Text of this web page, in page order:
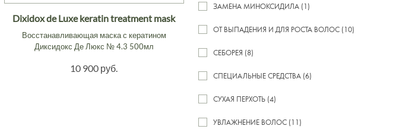
Dixidox de Luxe keratin treatment mask
Восстанавливающая маска с кератином
Диксидокс Де Люкс № 4.3 500мл
10 900 руб.
ЗАМЕНА МИНОКСИДИЛА (1)
ОТ ВЫПАДЕНИЯ И ДЛЯ РОСТА ВОЛОС (10)
СЕБОРЕЯ (8)
СПЕЦИАЛЬНЫЕ СРЕДСТВА (6)
СУХАЯ ПЕРХОТЬ (4)
УВЛАЖНЕНИЕ ВОЛОС (11)